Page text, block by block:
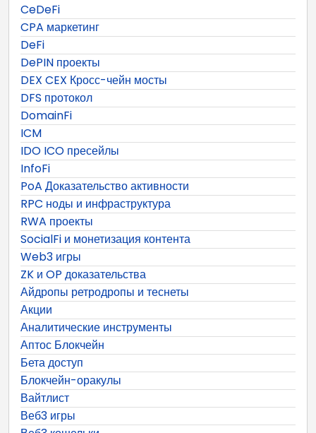
CeDeFi
CPA маркетинг
DeFi
DePIN проекты
DEX CEX Кросс-чейн мосты
DFS протокол
DomainFi
ICM
IDO ICO пресейлы
InfoFi
PoA Доказательство активности
RPC ноды и инфраструктура
RWA проекты
SocialFi и монетизация контента
Web3 игры
ZK и OP доказательства
Айдропы ретродропы и теснеты
Акции
Аналитические инструменты
Аптос Блокчейн
Бета доступ
Блокчейн-оракулы
Вайтлист
Веб3 игры